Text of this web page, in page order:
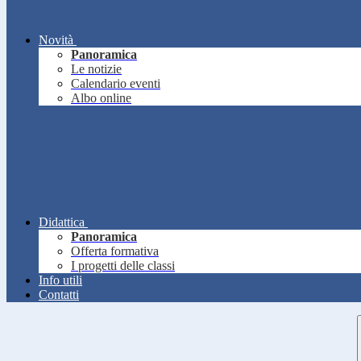
Novità
Panoramica
Le notizie
Calendario eventi
Albo online
Didattica
Panoramica
Offerta formativa
I progetti delle classi
Info utili
Contatti